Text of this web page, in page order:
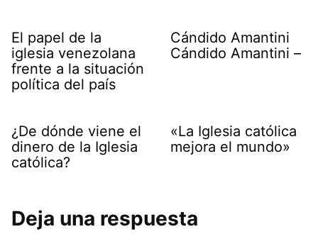
El papel de la
iglesia venezolana
frente a la situación
política del país
Cándido Amantini
Cándido Amantini –
¿De dónde viene el
dinero de la Iglesia
católica?
«La Iglesia católica
mejora el mundo»
Deja una respuesta